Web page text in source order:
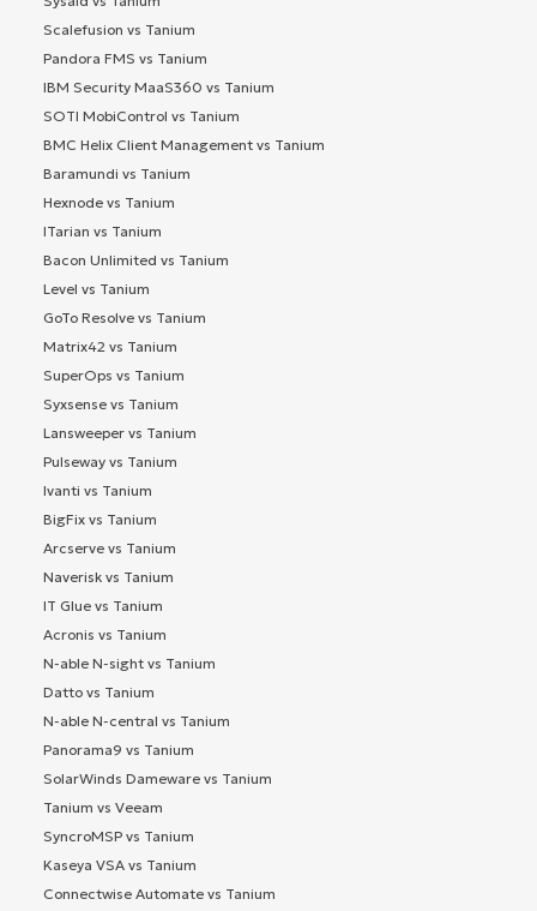
Scalefusion vs Tanium
Pandora FMS vs Tanium
IBM Security MaaS360 vs Tanium
SOTI MobiControl vs Tanium
BMC Helix Client Management vs Tanium
Baramundi vs Tanium
Hexnode vs Tanium
ITarian vs Tanium
Bacon Unlimited vs Tanium
Level vs Tanium
GoTo Resolve vs Tanium
Matrix42 vs Tanium
SuperOps vs Tanium
Syxsense vs Tanium
Lansweeper vs Tanium
Pulseway vs Tanium
Ivanti vs Tanium
BigFix vs Tanium
Arcserve vs Tanium
Naverisk vs Tanium
IT Glue vs Tanium
Acronis vs Tanium
N-able N-sight vs Tanium
Datto vs Tanium
N-able N-central vs Tanium
Panorama9 vs Tanium
SolarWinds Dameware vs Tanium
Tanium vs Veeam
SyncroMSP vs Tanium
Kaseya VSA vs Tanium
Connectwise Automate vs Tanium